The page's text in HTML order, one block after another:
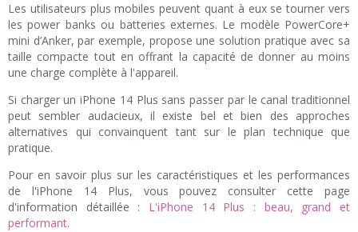
Les utilisateurs plus mobiles peuvent quant à eux se tourner vers
les power banks ou batteries externes. Le modèle PowerCore+
mini d’Anker, par exemple, propose une solution pratique avec sa
taille compacte tout en offrant la capacité de donner au moins
une charge complète à l'appareil.
Si charger un iPhone 14 Plus sans passer par le canal traditionnel
peut sembler audacieux, il existe bel et bien des approches
alternatives qui convainquent tant sur le plan technique que
pratique.
Pour en savoir plus sur les caractéristiques et les performances
de l'iPhone 14 Plus, vous pouvez consulter cette page
d'information détaillée : L'iPhone 14 Plus : beau, grand et
performant.